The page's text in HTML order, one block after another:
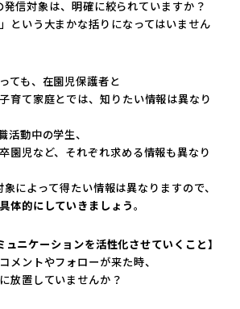
信対象は、明確に絞られていますか？
という大まかな括りになってはいません
ても、在園児保護者と
育て家庭とでは、知りたい情報は異なり
活動中の学生、
園児など、それぞれ求める情報も異なり
によって得たい情報は異なりますので、
体的にしていきましょう。
ニケーションを活性化させていくこと】
メントやフォローが来た時、
放置していませんか？